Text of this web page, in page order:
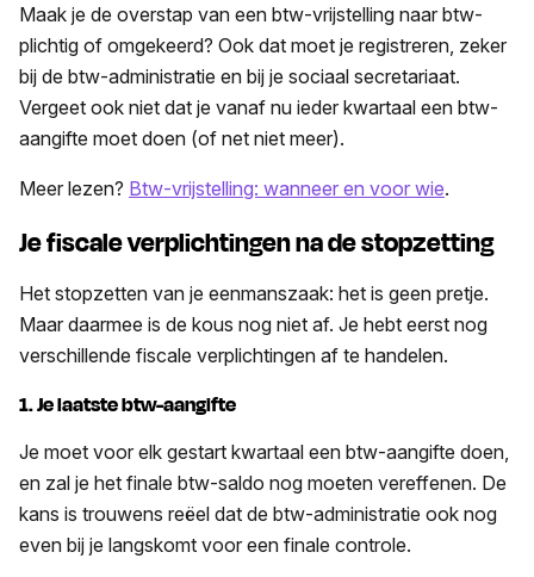
Maak je de overstap van een btw-vrijstelling naar btw-
plichtig of omgekeerd? Ook dat moet je registreren, zeker
bij de btw-administratie en bij je sociaal secretariaat.
Vergeet ook niet dat je vanaf nu ieder kwartaal een btw-
aangifte moet doen (of net niet meer).
Meer lezen? Btw-vrijstelling: wanneer en voor wie.
Je fiscale verplichtingen na de stopzetting
Het stopzetten van je eenmanszaak: het is geen pretje.
Maar daarmee is de kous nog niet af. Je hebt eerst nog
verschillende fiscale verplichtingen af te handelen.
1. Je laatste btw-aangifte
Je moet voor elk gestart kwartaal een btw-aangifte doen,
en zal je het finale btw-saldo nog moeten vereffenen. De
kans is trouwens reëel dat de btw-administratie ook nog
even bij je langskomt voor een finale controle.